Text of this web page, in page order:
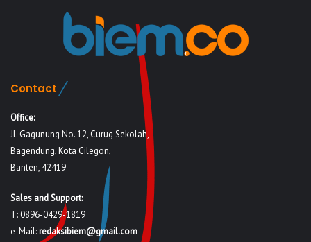
Contact
Office:
Jl. Gagunung No. 12, Curug Sekolah,
Bagendung, Kota Cilegon,
Banten, 42419
Sales and Support:
T: 0896-0429-1819
e-Mail:redaksibiem@gmail.com